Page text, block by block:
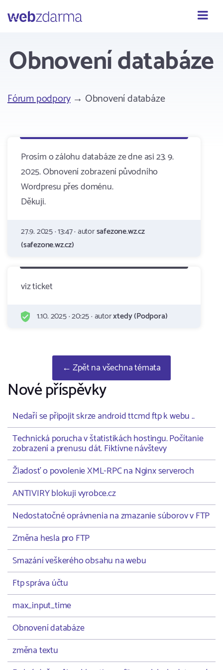
Webzdarma
Obnovení databáze
Fórum podpory→ Obnovení databáze
Prosím o zálohu databáze ze dne asi 23. 9.
2025. Obnovení zobrazení původního
Wordpresu přes doménu.
Děkuji.
27.9. 2025 · 13:47 · autorsafezone.wz.cz
(safezone.wz.cz)
viz ticket
1.10. 2025 · 20:25 · autorxtedy (Podpora)
← Zpět na všechna témata
Nové příspěvky
Nedaří se připojit skrze android ttcmd ftp k webu ..
Technická porucha v štatistikách hostingu. Počítanie
zobrazení a prenusu dát. Fiktívne návštevy
Žiadosť o povolenie XML-RPC na Nginx serveroch
ANTIVIRY blokuji vyrobce.cz
Nedostatočné oprávnenia na zmazanie súborov v FTP
Změna hesla pro FTP
Smazání veškerého obsahu na webu
Ftp správa účtu
max_input_time
Obnovení databáze
změna textu